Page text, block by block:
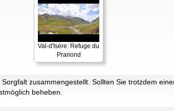
Val-d'Isère: Refuge du
Prariond
zusammengestellt. Sollten Sie trotzdem
beheben.